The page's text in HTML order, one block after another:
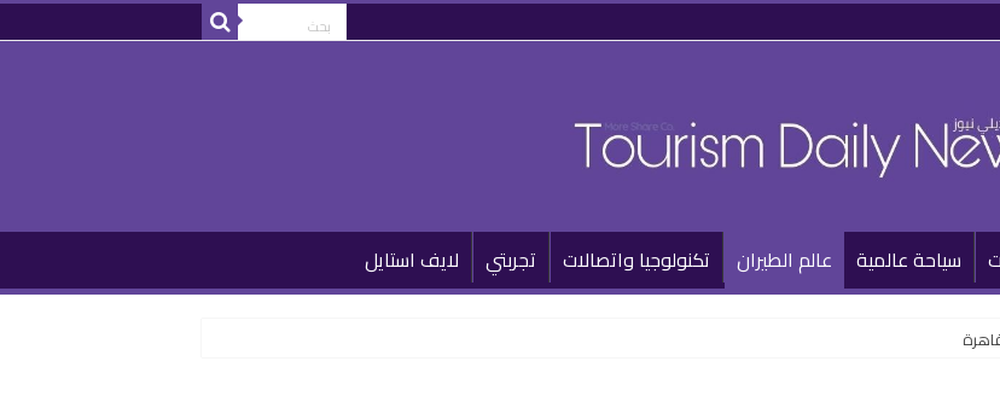
سياحة عالمية عالم الطيران تكنولوجيا واتصالات تجربتي لايف استايل